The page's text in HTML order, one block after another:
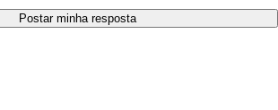
Postar minha resposta